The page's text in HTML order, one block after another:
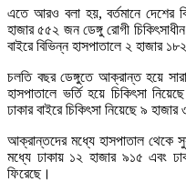
এতে আরও বলা হয়, বর্তমানে দেশের
হাজার ৫৫২ জন ডেঙ্গু রোগী
বাইরে বিভিন্ন হাসপাতালে ২ হাজার
চলতি বছর ডেঙ্গুতে আক্রান্ত হয়ে
হাসপাতালে ভর্তি হয়ে চিকিৎসা
ঢাকার বাইরে চিকিৎসা নিয়েছে ৯
আক্রান্তদের মধ্যে হাসপাতাল থেকে
মধ্যে ঢাকায় ১২ হাজার ৯১৫ এবং
ফিরেছে।